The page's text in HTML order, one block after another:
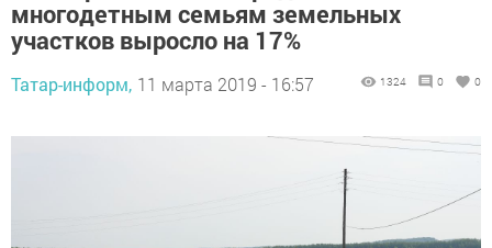
многодетным семьям земельных
участков выросло на 17%
Татар-информ, 11 марта 2019 - 16:57 1324 0 0